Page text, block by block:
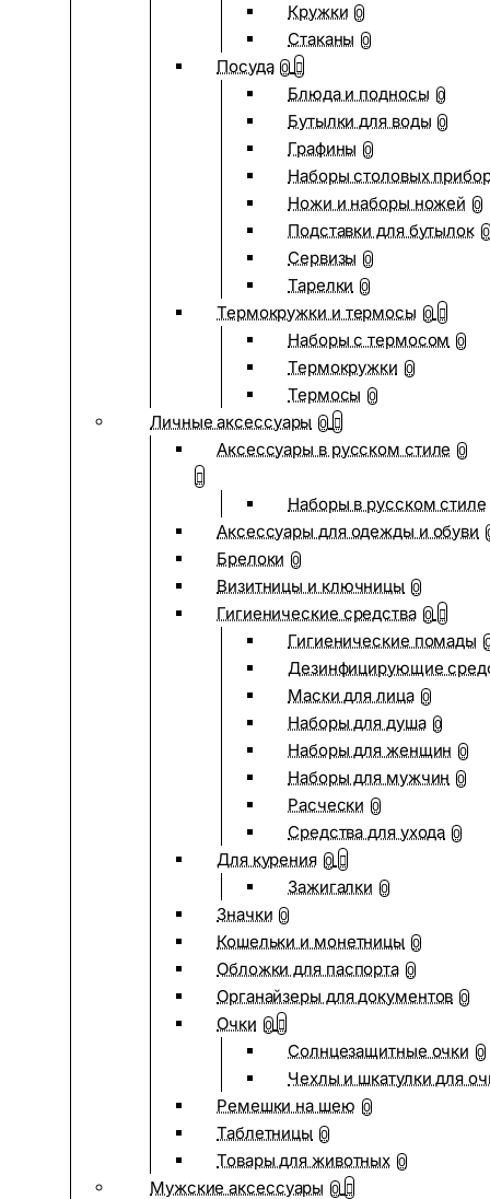
Кружки 0
Стаканы 0
Посуда 0
Блюда и подносы 0
Бутылки для воды 0
Графины 0
Наборы столовых
Ножи и наборы ножей 0
Подставки для бутылок 0
Сервизы 0
Тарелки 0
Термокружки и термосы 0
Наборы с термосом 0
Термокружки 0
Термосы 0
Личные аксессуары 0
Аксессуары в русском стиле 0
Наборы в русском стиле
Аксессуары для одежды и обуви
Брелоки 0
Визитницы и ключницы 0
Гигиенические средства 0
Гигиенические помады
Дезинфицирующие
Маски для лица 0
Наборы для душа 0
Наборы для женщин 0
Наборы для мужчин 0
Расчески 0
Средства для ухода 0
Для курения 0
Зажигалки 0
Значки 0
Кошельки и монетницы 0
Обложки для паспорта 0
Органайзеры для документов 0
Очки 0
Солнцезащитные очки 0
Чехлы и шкатулки для
Ремешки на шею 0
Таблетницы 0
Товары для животных 0
Мужские аксессуары 0